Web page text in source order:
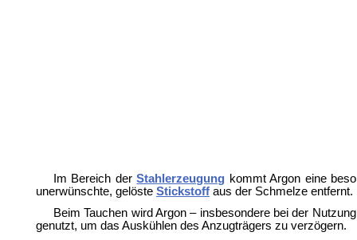
Im Bereich derStahlerzeugung kommt Argon eine
unerwünschte, gelöste Stickstoffaus der Schmelze entfernt.
Beim Tauchen wird Argon – insbesondere bei der
genutzt, um das Auskühlen des Anzugträgers zu verzögern.